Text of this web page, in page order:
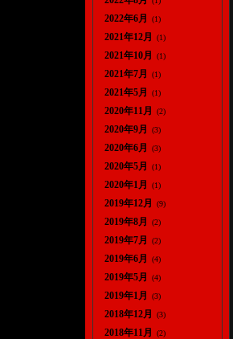
2022年6月 (1)
2021年12月 (1)
2021年10月 (1)
2021年7月 (1)
2021年5月 (1)
2020年11月 (2)
2020年9月 (3)
2020年6月 (3)
2020年5月 (1)
2020年1月 (1)
2019年12月 (9)
2019年8月 (2)
2019年7月 (2)
2019年6月 (4)
2019年5月 (4)
2019年1月 (3)
2018年12月 (3)
2018年11月 (2)